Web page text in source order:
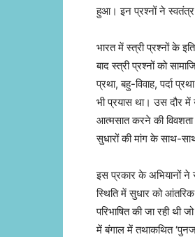
हुआ। इन प्रश्नों ने स्वतंत्र
भारत में स्त्री प्रश्नों के
बाद स्त्री प्रश्नों को
प्रथा, बहु-विवाह, पर्दा
भी प्रयास था। उस दौर में
आत्मसात करने की
सुधारों की मांग के साथ-
इस प्रकार के अभियानों ने
स्थिति में सुधार को आंतरिक
परिभाषित की जा रही थी
में बंगाल में तथाकथित